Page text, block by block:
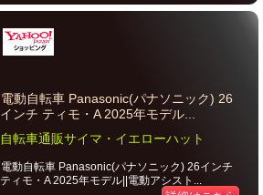
電動自転車 Panasonic(パナソニック) 26
インチ ティモ・A 2025年モデル...
自転車通販サイマ・イエローハット
電動自転車 Panasonic(パナソニック) 26インチ
ティモ・A 2025年モデル||電動アシスト...